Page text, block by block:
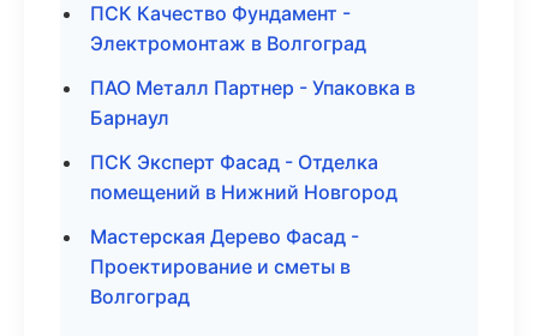
ПСК Качество Фундамент -
Электромонтаж в Волгоград
ПАО Металл Партнер - Упаковка в
Барнаул
ПСК Эксперт Фасад - Отделка
помещений в Нижний Новгород
Мастерская Дерево Фасад -
Проектирование и сметы в
Волгоград